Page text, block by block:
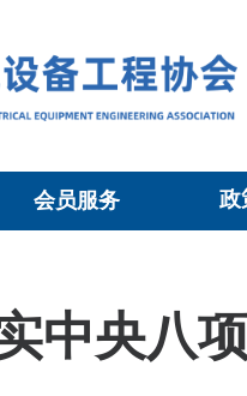
会员服务 政
中央八